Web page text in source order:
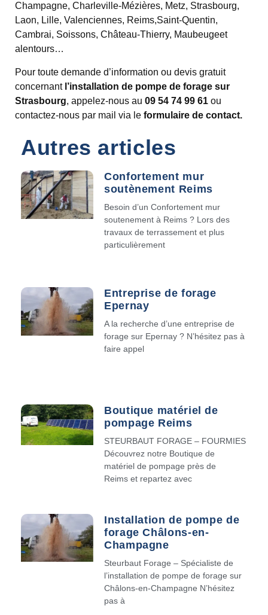
Champagne, Charleville-Mézières, Metz, Strasbourg,
Laon, Lille, Valenciennes, Reims,Saint-Quentin,
Cambrai, Soissons, Château-Thierry, Maubeugeet
alentours…
Pour toute demande d’information ou devis gratuit
concernantl’installation de pompe de forage sur
Strasbourg, appelez-nous au 09 54 74 99 61 ou
contactez-nous par mail via le formulaire de contact.
Autres articles
Confortement mur
soutènement Reims
Besoin d’un Confortement mur
soutenement à Reims ? Lors des
travaux de terrassement et plus
particulièrement
Entreprise de forage
Epernay
A la recherche d’une entreprise de
forage sur Epernay ? N’hésitez pas à
faire appel
Boutique matériel de
pompage Reims
STEURBAUT FORAGE – FOURMIES
Découvrez notre Boutique de
matériel de pompage près de
Reims et repartez avec
Installation de pompe de
forage Châlons-en-
Champagne
Steurbaut Forage – Spécialiste de
l’installation de pompe de forage sur
Châlons-en-Champagne N’hésitez
pas à